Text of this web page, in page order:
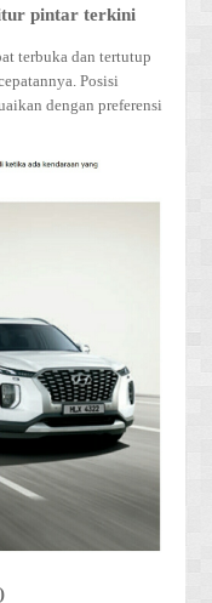
pintar terkini
terbuka dan tertutup
Posisi
dengan preferensi